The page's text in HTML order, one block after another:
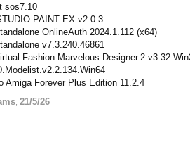
sos7.10
PAINT EX v2.0.3
OnlineAuth 2024.1.112 (x64)
v7.3.240.46861
Amiga Forever Plus Edition 11.2.4
21/5/26